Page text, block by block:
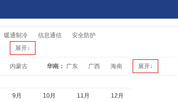
暖通制冷 信息通信
安全防护
展开↓
内蒙古 华南： 广东 广西 海南 展开↓
9月 10月 11月 12月